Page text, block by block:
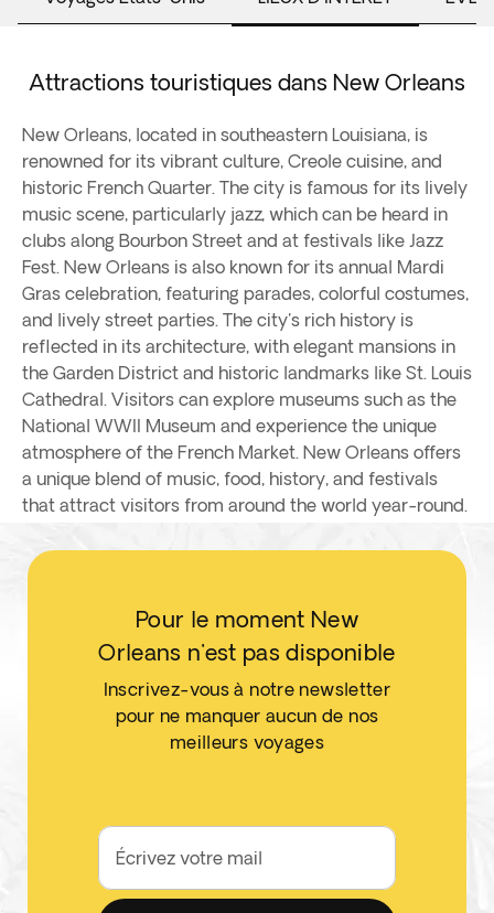
Attractions touristiques dans New Orleans
New Orleans, located in southeastern Louisiana, is
renowned for its vibrant culture, Creole cuisine, and
historic French Quarter. The city is famous for its lively
music scene, particularly jazz, which can be heard in
clubs along Bourbon Street and at festivals like Jazz
Fest. New Orleans is also known for its annual Mardi
Gras celebration, featuring parades, colorful costumes,
and lively street parties. The city's rich history is
reflected in its architecture, with elegant mansions in
the Garden District and historic landmarks like St. Louis
Cathedral. Visitors can explore museums such as the
National WWII Museum and experience the unique
atmosphere of the French Market. New Orleans offers
a unique blend of music, food, history, and festivals
that attract visitors from around the world year-round.
Pour le moment New
Orleans n'est pas disponible
Inscrivez-vous à notre newsletter
pour ne manquer aucun de nos
meilleurs voyages
Écrivez votre mail